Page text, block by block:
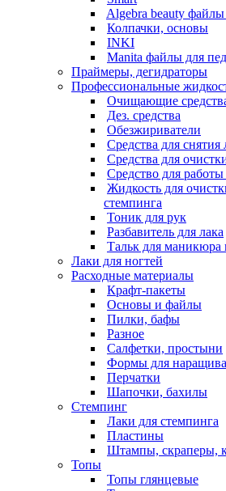
Algebra beauty
Колпачки, основы
INKI
Manita файлы для
Праймеры, дегидраторы
Профессиональные
Очищающие
Дез. средства
Обезжириватели
Средства для снятия
Средства для
Средство для
Жидкость для
стемпинга
Тоник для рук
Разбавитель для лака
Тальк для маникюра
Лаки для ногтей
Расходные материалы
Крафт-пакеты
Основы и файлы
Пилки, бафы
Разное
Салфетки, простыни
Формы для
Перчатки
Шапочки, бахилы
Стемпинг
Лаки для стемпинга
Пластины
Штампы, скраперы,
Топы
Топы глянцевые